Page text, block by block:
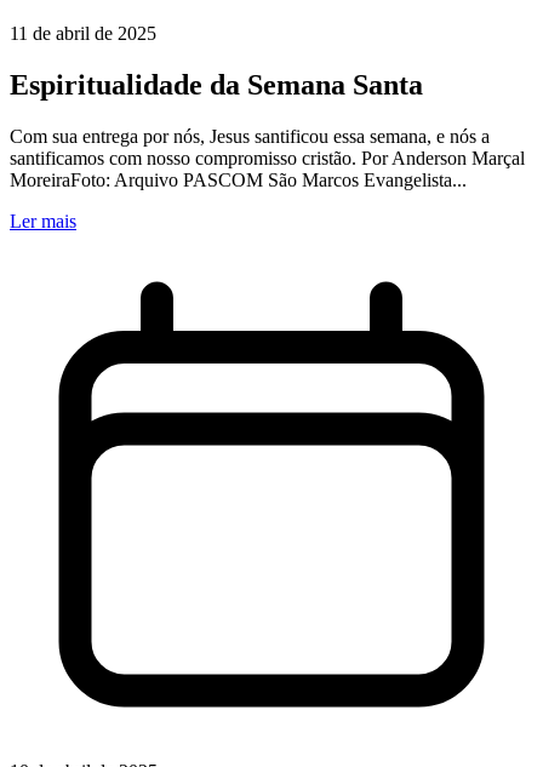
11 de abril de 2025
Espiritualidade da Semana Santa
Com sua entrega por nós, Jesus santificou essa semana, e nós a
santificamos com nosso compromisso cristão. Por Anderson Marçal
MoreiraFoto: Arquivo PASCOM São Marcos Evangelista...
Ler mais